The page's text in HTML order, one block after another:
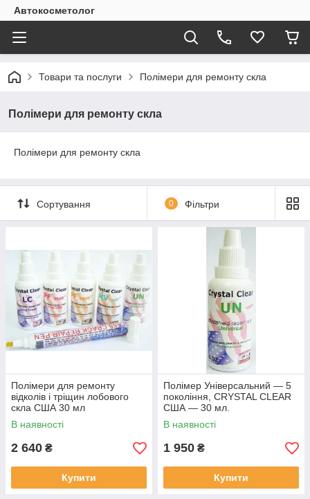
Автокосметолог
Товари та послуги Полімери для ремонту скла
Полімери для ремонту скла
Полімери для ремонту скла
Сортування 0 Фільтри
Полімери для ремонту
відколів і тріщин лобового
скла США 30 мл
В наявності
2 640 ₴
Купити
Полімер Універсальний — 5
покоління, CRYSTAL CLEAR
США — 30 мл.
В наявності
1 950 ₴
Купити